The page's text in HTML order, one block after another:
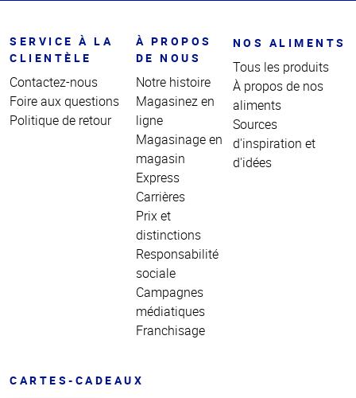
SERVICE À LA
CLIENTÈLE
Contactez-nous
Foire aux questions
Politique de retour
À PROPOS
DE NOUS
Notre histoire
Magasinez en
ligne
Magasinage en
magasin
Express
Carrières
Prix et
distinctions
Responsabilité
sociale
Campagnes
médiatiques
Franchisage
NOS ALIMENTS
Tous les produits
À propos de nos
aliments
Sources
d'inspiration et
d'idées
CARTES-CADEAUX